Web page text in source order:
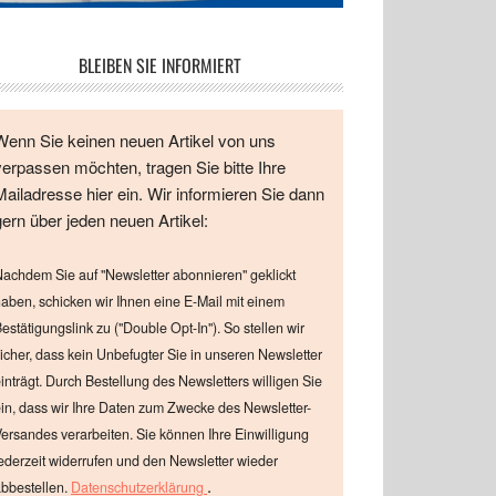
BLEIBEN SIE INFORMIERT
Sie keinen neuen Artikel von uns
möchten, tragen Sie bitte Ihre
hier ein. Wir informieren Sie dann
über jeden neuen Artikel:
Sie auf "Newsletter abonnieren" geklickt
schicken wir Ihnen eine E-Mail mit einem
zu ("Double Opt-In"). So stellen wir
dass kein Unbefugter Sie in unseren Newsletter
Durch Bestellung des Newsletters willigen Sie
dass wir Ihre Daten zum Zwecke des Newsletter-
verarbeiten. Sie können Ihre Einwilligung
widerrufen und den Newsletter wieder
Datenschutzerklärung .